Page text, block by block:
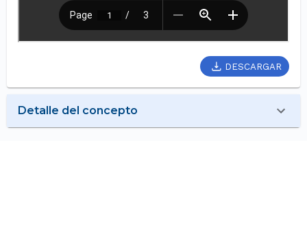
DESCARGAR
Detalle del concepto